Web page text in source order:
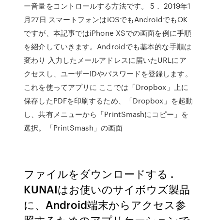
ー音量をコントロールする方法です。 5． 2019年1
月27日 スマートフォンはiOSでもAndroidでもOK
ですが、本記事ではiPhone XSでの画面を例に手順
を紹介していきます。Androidでも基本的な手順は
変わり 入力したメールアドレスに届いたURLにア
クセスし、ユーザーIDやパスワードを登録します。
これを使ってアプリに ここでは「Dropbox」上に
保存したPDFを印刷するため、「Dropbox」を起動
し、共有メニューから「PrintSmashにコピー」を
選択。「PrintSmash」の画面
ファイルをダウンロードする .
KUNAIはお使いのサイボウズ製品
に、Android端末からアクセス参